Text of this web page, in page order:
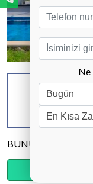
KAPASİTE
6 KİŞİ
BUNU PAYLAŞ
Ne